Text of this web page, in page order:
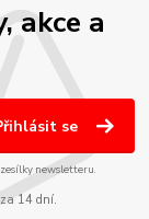
akce a
se
newsletteru.
14 dní.